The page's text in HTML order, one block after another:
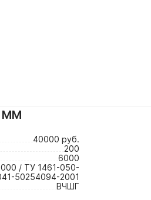
ММ
40000 руб.
200
6000
/ ТУ 1461-050-
50254094-2001
ВЧШГ